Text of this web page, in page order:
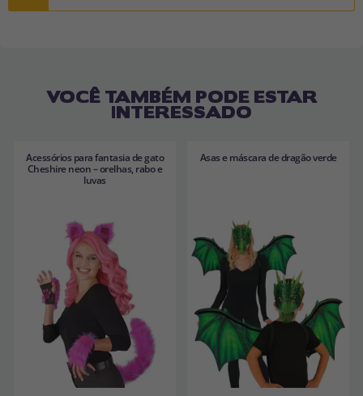
VOCÊ TAMBÉM PODE ESTAR
INTERESSADO
Acessórios para fantasia de gato
Cheshire neon – orelhas, rabo e
luvas
Asas e máscara de dragão verde